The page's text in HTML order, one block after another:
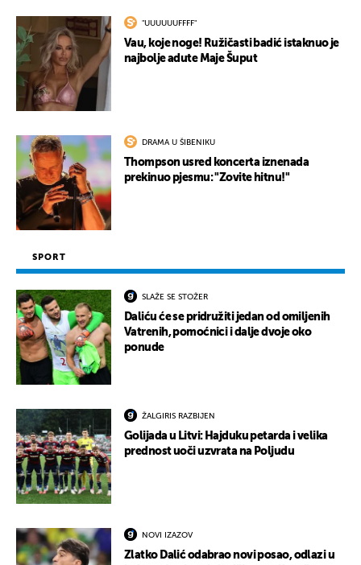
"UUUUUUFFFF"
Vau, koje noge! Ružičasti badić istaknuo je
najbolje adute Maje Šuput
DRAMA U ŠIBENIKU
Thompson usred koncerta iznenada
prekinuo pjesmu: "Zovite hitnu!"
SPORT
SLAŽE SE STOŽER
Daliću će se pridružiti jedan od omiljenih
Vatrenih, pomoćnici i dalje dvoje oko
ponude
ŽALGIRIS RAZBIJEN
Golijada u Litvi: Hajduku petarda i velika
prednost uoči uzvrata na Poljudu
NOVI IZAZOV
Zlatko Dalić odabrao novi posao, odlazi u